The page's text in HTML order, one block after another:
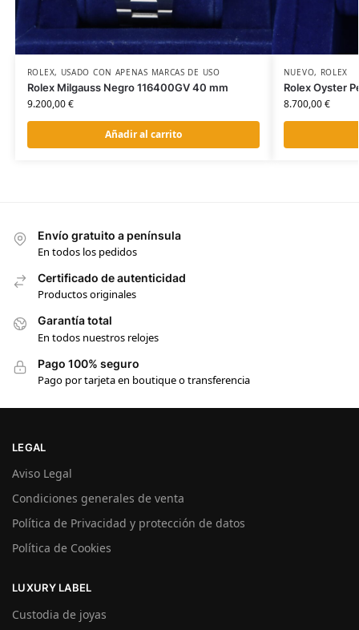
ROLEX, USADO CON APENAS MARCAS DE USO
Rolex Milgauss Negro 116400GV 40 mm
9.200,00€
Añadir al carrito
NUEVO, ROLEX
Rolex Oyster
8.700,00€
Envío gratuito a península
En todos los pedidos
Certificado de autenticidad
Productos originales
Garantía total
En todos nuestros relojes
Pago 100% seguro
Pago por tarjeta en boutique o transferencia
LEGAL
Aviso Legal
Condiciones generales de venta
Política de Privacidad y protección de datos
Política de Cookies
LUXURY LABEL
Custodia de joyas